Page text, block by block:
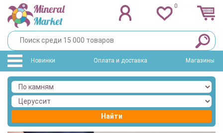
0
Новинки Оплата и доставка Магазины
Найти